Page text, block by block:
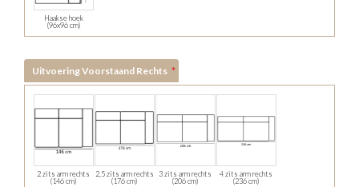
Haakse hoek
(96x96 cm)
Uitvoering Voorstaand Rechts
2 zits arm rechts
(146 cm)
2,5 zits arm rechts
(176 cm)
3 zits arm rechts
(206 cm)
4 zits arm rechts
(236 cm)